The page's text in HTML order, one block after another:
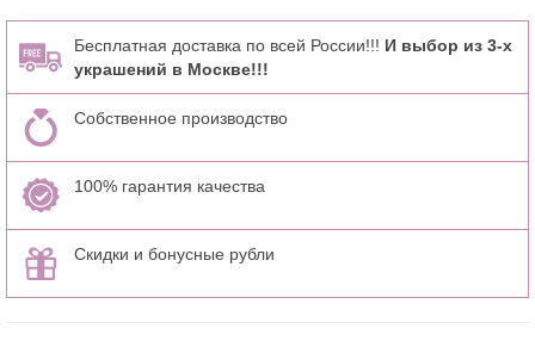
Бесплатная доставка по всей России!!! И выбор из 3-х
украшений в Москве!!!
Собственное производство
100% гарантия качества
Скидки и бонусные рубли